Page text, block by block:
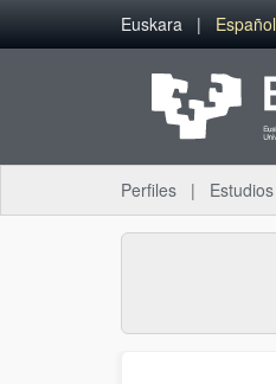
Saltar al contenido principal
Euskara Español
Perfiles Estudios